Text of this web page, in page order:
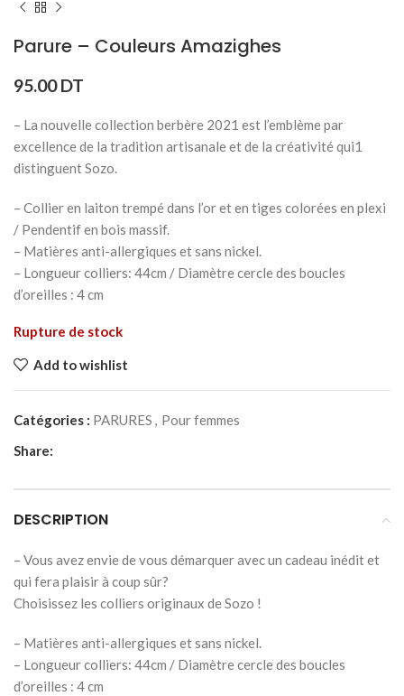
Parure – Couleurs Amazighes
95.00DT
– La nouvelle collection berbère 2021 est l’emblème par
excellence de la tradition artisanale et de la créativité qui1
distinguent Sozo.
– Collier en laiton trempé dans l’or et en tiges colorées en plexi
/ Pendentif en bois massif.
– Matières anti-allergiques et sans nickel.
– Longueur colliers: 44cm / Diamètre cercle des boucles
d’oreilles : 4 cm
Rupture de stock
Add to wishlist
Catégories : PARURES , Pour femmes
Share:
DESCRIPTION
– Vous avez envie de vous démarquer avec un cadeau inédit et
qui fera plaisir à coup sûr?
Choisissez les colliers originaux de Sozo !
– Matières anti-allergiques et sans nickel.
– Longueur colliers: 44cm / Diamètre cercle des boucles
d’oreilles : 4 cm